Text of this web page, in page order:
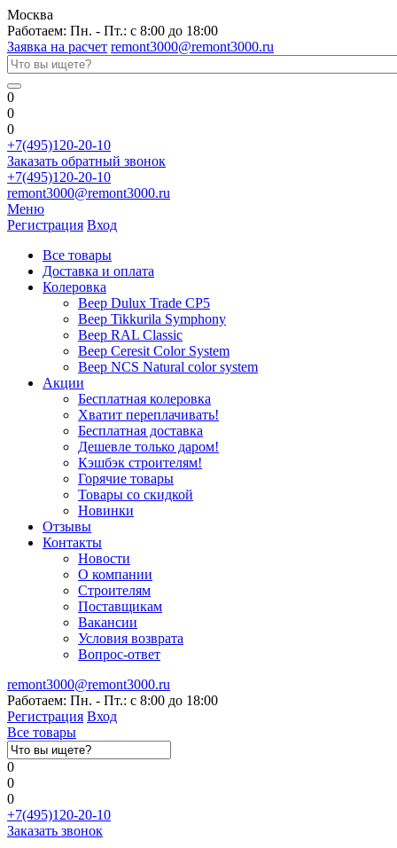
Москва
Работаем: Пн. - Пт.: с 8:00 до 18:00
Заявка на расчет remont3000@remont3000.ru
0
0
0
+7(495)120-20-10
Заказать обратный звонок
+7(495)120-20-10
remont3000@remont3000.ru
Меню
Регистрация Вход
Все товары
Доставка и оплата
Колеровка
Веер Dulux Trade CP5
Веер Tikkurila Symphony
Веер RAL Classic
Веер Ceresit Color System
Веер NCS Natural color system
Акции
Бесплатная колеровка
Хватит переплачивать!
Бесплатная доставка
Дешевле только даром!
Кэшбэк строителям!
Горячие товары
Товары со скидкой
Новинки
Отзывы
Контакты
Новости
О компании
Строителям
Поставщикам
Вакансии
Условия возврата
Вопрос-ответ
remont3000@remont3000.ru
Работаем: Пн. - Пт.: с 8:00 до 18:00
Регистрация Вход
Все товары
0
0
0
+7(495)120-20-10
Заказать звонок